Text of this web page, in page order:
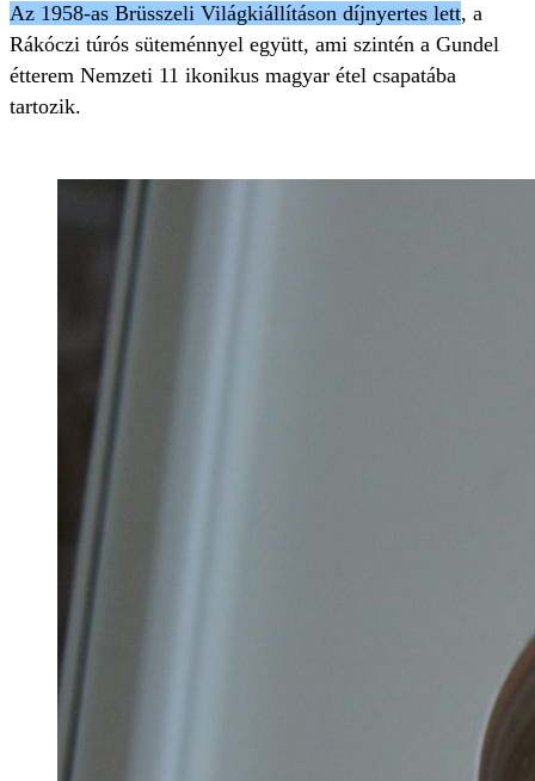
Az 1958-as Brüsszeli Világkiállításon díjnyertes lett, a
Rákóczi túrós süteménnyel együtt, ami szintén a Gundel
étterem Nemzeti 11 ikonikus magyar étel csapatába
tartozik.